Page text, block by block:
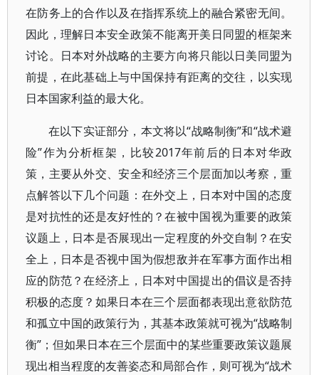
在防务上的合作以及在指挥系统上的融合紧密无间。
因此，理解日本安全政策不能离开美日同盟的框架来
讨论。日本对外战略的主要方向将只能以日美同盟为
前提，在此基础上与中国保持有距离的交往，以实现
日本国家利益的最大化。
在以下实证部分，本文将以“战略制衡”和“战术避
险”作为分析框架，比较2017年前后的日本对华政
策，主要从外交、安全和经济三个层面加以考察，重
点解答以下几个问题：在外交上，日本对中国的态度
是对抗性的还是友好性的？在被中国视为重要的政策
议题上，日本是否展现出一定程度的外交自制？在安
全上，日本是否视中国为假想敌并在军事方面作出相
应的防范？在经济上，日本对中国提出的倡议是否持
积极的态度？如果日本在三个层面都表现出意欲防范
和孤立中国的政策行为，其基本政策就可视为“战略制
衡”；但如果日本在三个层面中的某些重要政策议题展
现出相当程度的友善姿态和局部合作，则可视为“战术